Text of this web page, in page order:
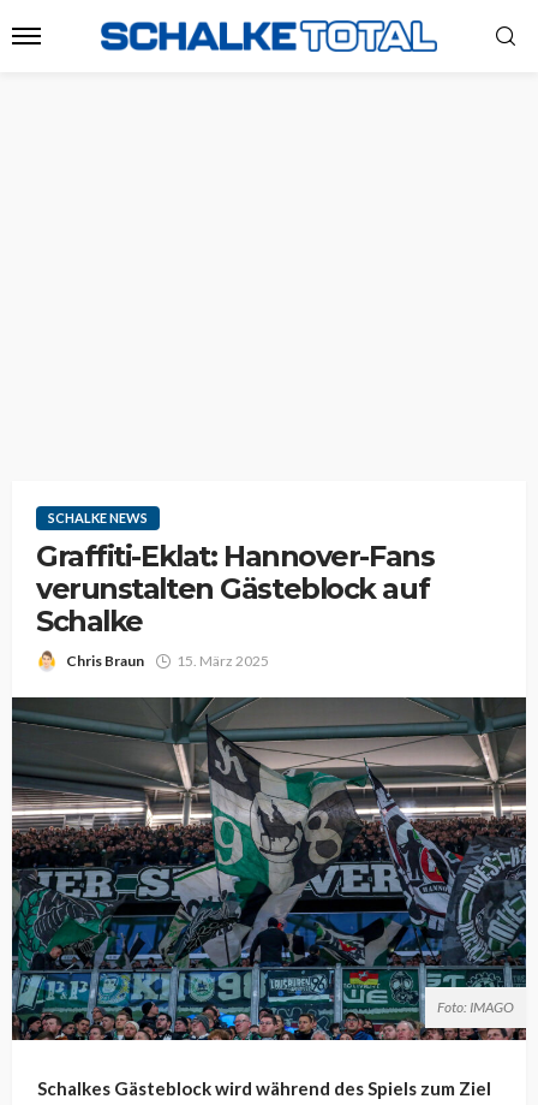
SCHALKE NEWS
Graffiti-Eklat: Hannover-Fans
verunstalten Gästeblock auf
Schalke
Chris Braun 15. März 2025
Foto: IMAGO
Schalkes Gästeblock wird während des Spiels zum Ziel